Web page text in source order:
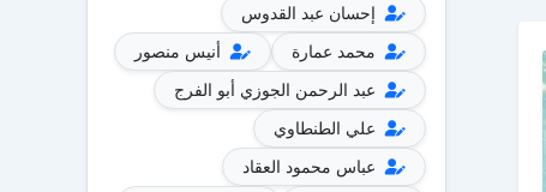
إحسان عبد القدوس
محمد عمارة
أنيس منصور
عبد الرحمن الجوزي أبو الفرج
علي الطنطاوي
عباس محمود العقاد